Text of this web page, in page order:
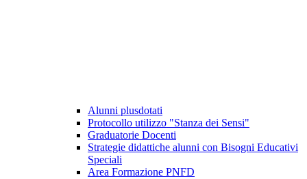
Alunni plusdotati
Protocollo utilizzo "Stanza dei Sensi"
Graduatorie Docenti
Strategie didattiche alunni con Bisogni Educativi
Speciali
Area Formazione PNFD